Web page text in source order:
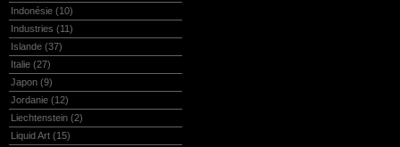
Indonésie (10)
Industries (11)
Islande (37)
Italie (27)
Japon (9)
Jordanie (12)
Liechtenstein (2)
Liquid Art (15)